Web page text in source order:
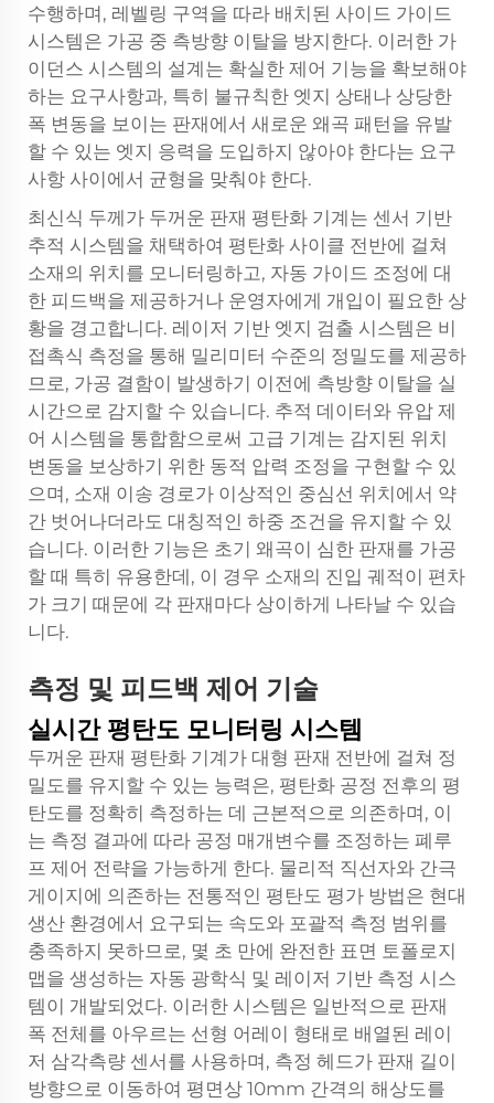
수행하며, 레벨링 구역을 따라 배치된 사이드 가이드
시스템은 가공 중 측방향 이탈을 방지한다. 이러한 가
이던스 시스템의 설계는 확실한 제어 기능을 확보해야
하는 요구사항과, 특히 불규칙한 엣지 상태나 상당한
폭 변동을 보이는 판재에서 새로운 왜곡 패턴을 유발
할 수 있는 엣지 응력을 도입하지 않아야 한다는 요구
사항 사이에서 균형을 맞춰야 한다.
최신식 두께가 두꺼운 판재 평탄화 기계는 센서 기반
추적 시스템을 채택하여 평탄화 사이클 전반에 걸쳐
소재의 위치를 모니터링하고, 자동 가이드 조정에 대
한 피드백을 제공하거나 운영자에게 개입이 필요한 상
황을 경고합니다. 레이저 기반 엣지 검출 시스템은 비
접촉식 측정을 통해 밀리미터 수준의 정밀도를 제공하
므로, 가공 결함이 발생하기 이전에 측방향 이탈을 실
시간으로 감지할 수 있습니다. 추적 데이터와 유압 제
어 시스템을 통합함으로써 고급 기계는 감지된 위치
변동을 보상하기 위한 동적 압력 조정을 구현할 수 있
으며, 소재 이송 경로가 이상적인 중심선 위치에서 약
간 벗어나더라도 대칭적인 하중 조건을 유지할 수 있
습니다. 이러한 기능은 초기 왜곡이 심한 판재를 가공
할 때 특히 유용한데, 이 경우 소재의 진입 궤적이 편차
가 크기 때문에 각 판재마다 상이하게 나타날 수 있습
니다.
측정 및 피드백 제어 기술
실시간 평탄도 모니터링 시스템
두꺼운 판재 평탄화 기계가 대형 판재 전반에 걸쳐 정
밀도를 유지할 수 있는 능력은, 평탄화 공정 전후의 평
탄도를 정확히 측정하는 데 근본적으로 의존하며, 이
는 측정 결과에 따라 공정 매개변수를 조정하는 폐루
프 제어 전략을 가능하게 한다. 물리적 직선자와 간극
게이지에 의존하는 전통적인 평탄도 평가 방법은 현대
생산 환경에서 요구되는 속도와 포괄적 측정 범위를
충족하지 못하므로, 몇 초 만에 완전한 표면 토폴로지
맵을 생성하는 자동 광학식 및 레이저 기반 측정 시스
템이 개발되었다. 이러한 시스템은 일반적으로 판재
폭 전체를 아우르는 선형 어레이 형태로 배열된 레이
저 삼각측량 센서를 사용하며, 측정 헤드가 판재 길이
방향으로 이동하여 평면상 10mm 간격의 해상도를